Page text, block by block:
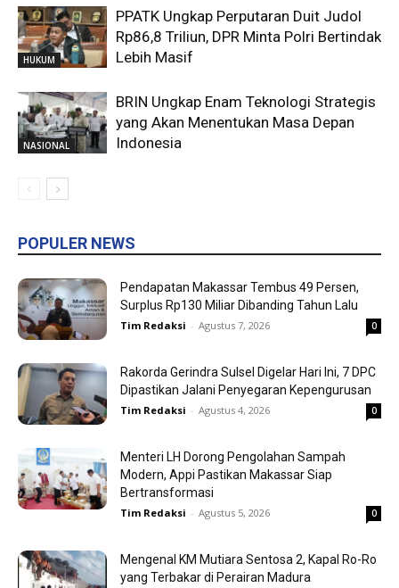
HUKUM
PPATK Ungkap Perputaran Duit Judol
Rp86,8 Triliun, DPR Minta Polri Bertindak
Lebih Masif
NASIONAL
BRIN Ungkap Enam Teknologi Strategis
yang Akan Menentukan Masa Depan
Indonesia
POPULER NEWS
Pendapatan Makassar Tembus 49 Persen,
Surplus Rp130 Miliar Dibanding Tahun Lalu
Tim Redaksi - Agustus 7, 2026 0
Rakorda Gerindra Sulsel Digelar Hari Ini, 7 DPC
Dipastikan Jalani Penyegaran Kepengurusan
Tim Redaksi - Agustus 4, 2026 0
Menteri LH Dorong Pengolahan Sampah
Modern, Appi Pastikan Makassar Siap
Bertransformasi
Tim Redaksi - Agustus 5, 2026 0
Mengenal KM Mutiara Sentosa 2, Kapal Ro-Ro
yang Terbakar di Perairan Madura